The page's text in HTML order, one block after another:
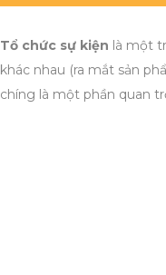
Tổ chức sự kiện là một
khác nhau (ra mắt sản
chíng là một phần quan